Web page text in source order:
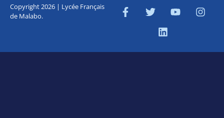
Copyright 2026 | Lycée Français
de Malabo.